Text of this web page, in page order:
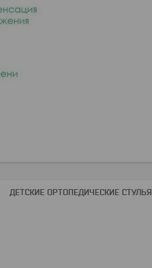
ДЕТСКИЕ ОРТОПЕДИЧЕСКИЕ СТУЛЬЯ